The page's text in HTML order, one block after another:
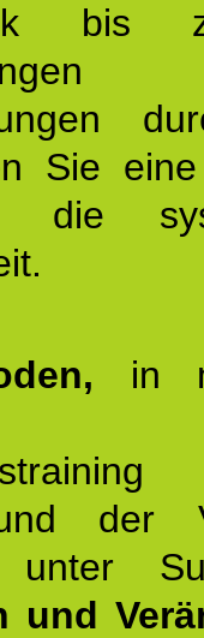
bis
Sie
die
in
der
und